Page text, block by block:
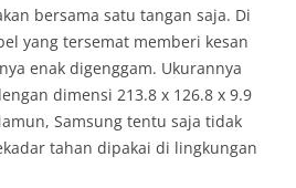
bersama satu tangan saja. Di
yang tersemat memberi kesan
enak digenggam. Ukurannya
dimensi 213.8 x 126.8 x 9.9
Samsung tentu saja tidak
tahan dipakai di lingkungan